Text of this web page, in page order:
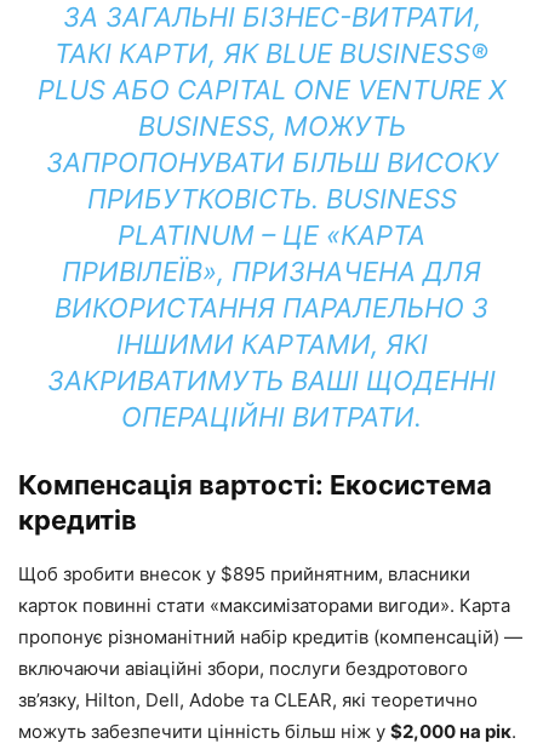
ЗА ЗАГАЛЬНІ БІЗНЕС-ВИТРАТИ,
ТАКІ КАРТИ, ЯК BLUE BUSINESS®
PLUS АБО CAPITAL ONE VENTURE X
BUSINESS, МОЖУТЬ
ЗАПРОПОНУВАТИ БІЛЬШ ВИСОКУ
ПРИБУТКОВІСТЬ. BUSINESS
PLATINUM – ЦЕ «КАРТА
ПРИВІЛЕЇВ», ПРИЗНАЧЕНА ДЛЯ
ВИКОРИСТАННЯ ПАРАЛЕЛЬНО З
ІНШИМИ КАРТАМИ, ЯКІ
ЗАКРИВАТИМУТЬ ВАШІ ЩОДЕННІ
ОПЕРАЦІЙНІ ВИТРАТИ.
Компенсація вартості: Екосистема
кредитів
Щоб зробити внесок у $895 прийнятним, власники
карток повинні стати «максимізаторами вигоди». Карта
пропонує різноманітний набір кредитів (компенсацій) —
включаючи авіаційні збори, послуги бездротового
зв’язку, Hilton, Dell, Adobe та CLEAR, які теоретично
можуть забезпечити цінність більш ніж у $2,000 на рік.